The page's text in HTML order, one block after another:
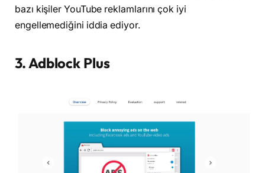
bazı kişiler YouTube reklamlarını çok iyi
engellemediğini iddia ediyor.
3. Adblock Plus